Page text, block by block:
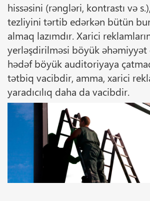
hissəsini (rəngləri, kontrastı və
tezliyini tərtib edərkən bütün
almaq lazımdır. Xarici
yerləşdirilməsi böyük əhəmiyyət
hədəf böyük auditoriyaya
tətbiq vacibdir, amma, xarici
yaradıcılıq daha da vacibdir.